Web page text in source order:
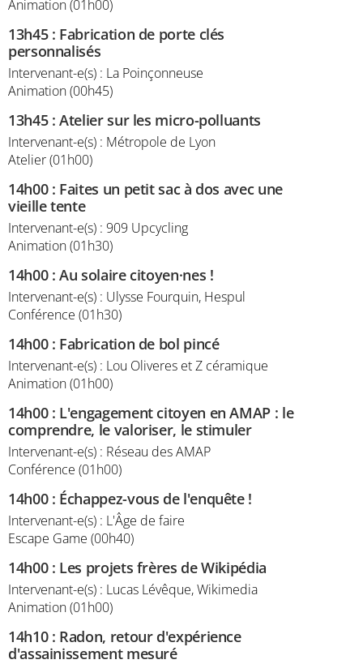
Animation (01h00)
13h45: Fabrication de porte clés
personnalisés
Intervenant-e(s) : La Poinçonneuse
Animation (00h45)
13h45:Atelier sur les micro-polluants
Intervenant-e(s) : Métropole de Lyon
Atelier (01h00)
14h00: Faites un petit sac à dos avec une
vieille tente
Intervenant-e(s) : 909 Upcycling
Animation (01h30)
14h00:Au solaire citoyen·nes !
Intervenant-e(s) : Ulysse Fourquin, Hespul
Conférence (01h30)
14h00: Fabrication de bol pincé
Intervenant-e(s) : Lou Oliveres et Z céramique
Animation (01h00)
14h00: L'engagement citoyen en AMAP : le
comprendre, le valoriser, le stimuler
Intervenant-e(s) : Réseau des AMAP
Conférence (01h00)
14h00: Échappez-vous de l'enquête !
Intervenant-e(s) : L'Âge de faire
Escape Game (00h40)
14h00: Les projets frères de Wikipédia
Intervenant-e(s) : Lucas Lévêque, Wikimedia
Animation (01h00)
14h10: Radon, retour d'expérience
d'assainissement mesuré